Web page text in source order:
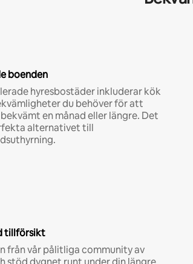
boenden
hyresbostäder inkluderar kök
du behöver för att
en månad eller längre. Det
alternativet till
tillförsikt
från vår pålitliga community av